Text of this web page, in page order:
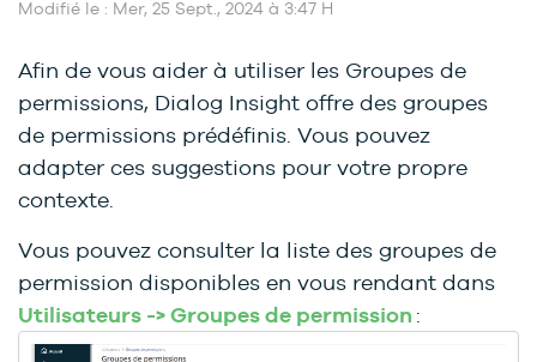
Modifié le : Mer, 25 Sept., 2024 à 3:47 H
Afin de vous aider à utiliser les Groupes de
permissions, Dialog Insight offre des groupes
de permissions prédéfinis. Vous pouvez
adapter ces suggestions pour votre propre
contexte.
Vous pouvez consulter la liste des groupes de
permission disponibles en vous rendant dans
Utilisateurs -> Groupes de permission :